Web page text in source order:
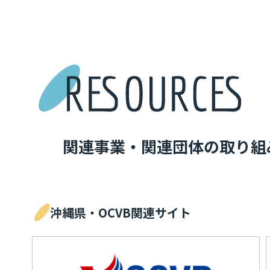
関連事業・関連団体の取り
沖縄県・OCVB関連サイト